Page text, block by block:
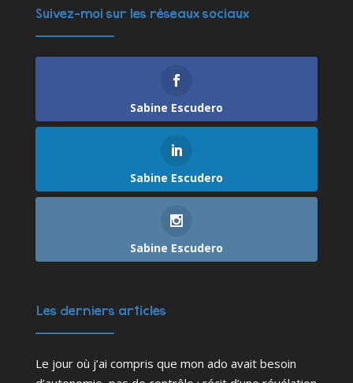
Suivez-moi sur les réseaux sociaux
Sabine Escudero
Sabine Escudero
Sabine Escudero
Les derniers articles
Le jour où j’ai compris que mon ado avait besoin